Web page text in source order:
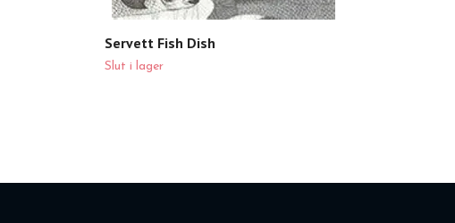
Servett Fish Dish
Slut i lager